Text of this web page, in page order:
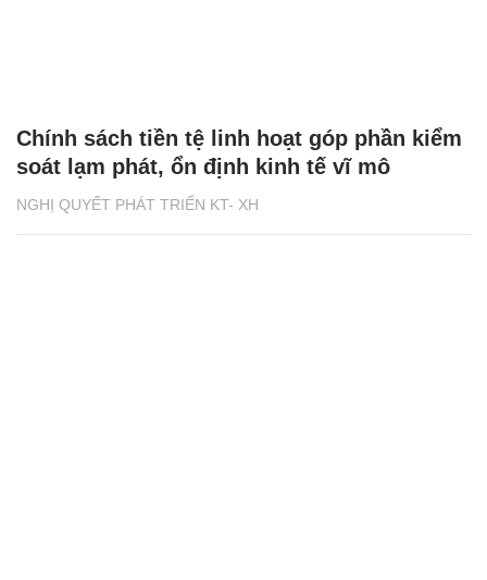
NGHỊ QUYẾT PHÁT TRIỂN KT- XH
Chính sách tiền tệ linh hoạt góp phần kiểm
soát lạm phát, ổn định kinh tế vĩ mô